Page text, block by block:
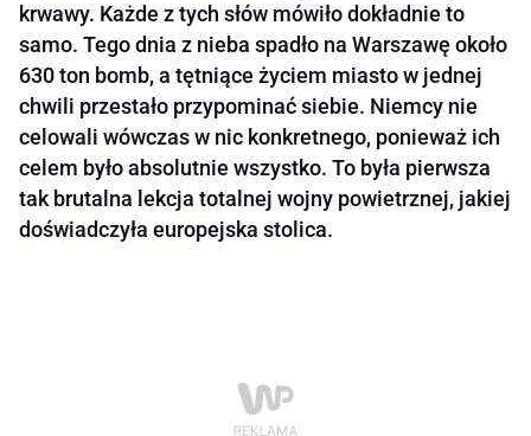
krwawy. Każde z tych słów mówiło dokładnie to
samo. Tego dnia z nieba spadło na Warszawę około
630 ton bomb, a tętniące życiem miasto w jednej
chwili przestało przypominać siebie. Niemcy nie
celowali wówczas w nic konkretnego, ponieważ ich
celem było absolutnie wszystko. To była pierwsza
tak brutalna lekcja totalnej wojny powietrznej, jakiej
doświadczyła europejska stolica.